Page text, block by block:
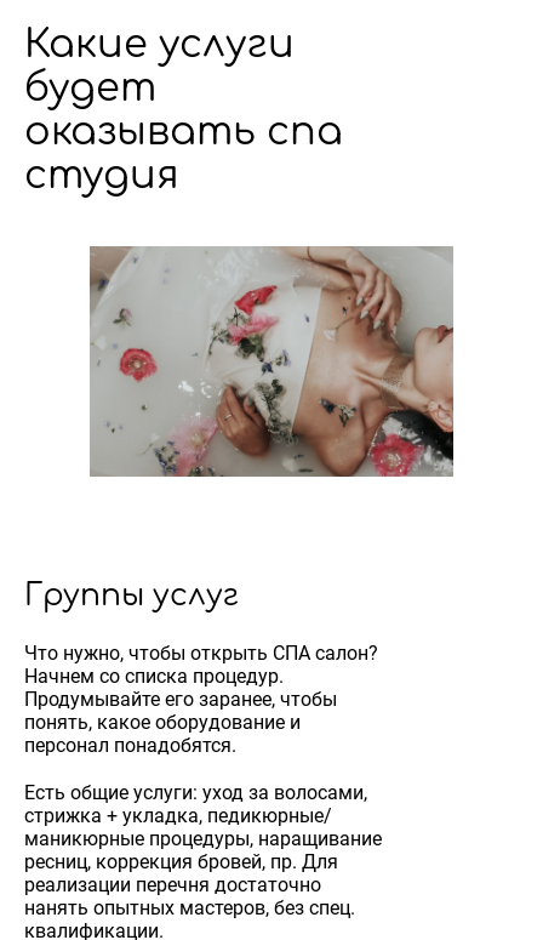
Какие услуги
будет
оказывать спа
студия
Группы услуг
Что нужно, чтобы открыть СПА салон?
Начнем со списка процедур.
Продумывайте его заранее, чтобы
понять, какое оборудование и
персонал понадобятся.
Есть общие услуги: уход за волосами,
стрижка + укладка, педикюрные/
маникюрные процедуры, наращивание
ресниц, коррекция бровей, пр. Для
реализации перечня достаточно
нанять опытных мастеров, без спец.
квалификации.